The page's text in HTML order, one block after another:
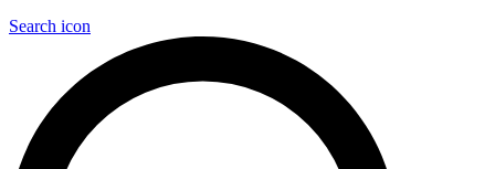
Search icon